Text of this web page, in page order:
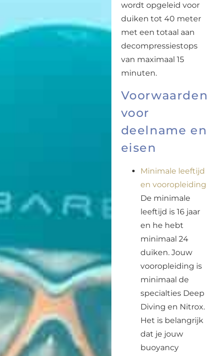
wordt opgeleid voor
duiken tot 40 meter
met een totaal aan
decompressiestops
van maximaal 15
minuten.
Voorwaarden
voor
deelname en
eisen
Minimale leeftijd
en vooropleiding
De minimale
leeftijd is 16 jaar
en he hebt
minimaal 24
duiken. Jouw
vooropleiding is
minimaal de
specialties Deep
Diving en Nitrox.
Het is belangrijk
dat je jouw
buoyancy